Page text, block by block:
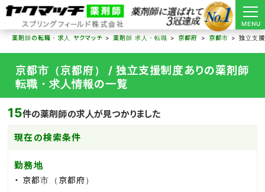
MENU
薬剤師の転職・求人 ヤクマッチ
薬剤師 求人・転職 京都府 京都市 独立支
京都市（京都府） / 独立支援制度ありの薬剤師
転職・求人情報の一覧
15件の薬剤師の求人が見つかりました
現在の検索条件
勤務地
京都市（京都府）